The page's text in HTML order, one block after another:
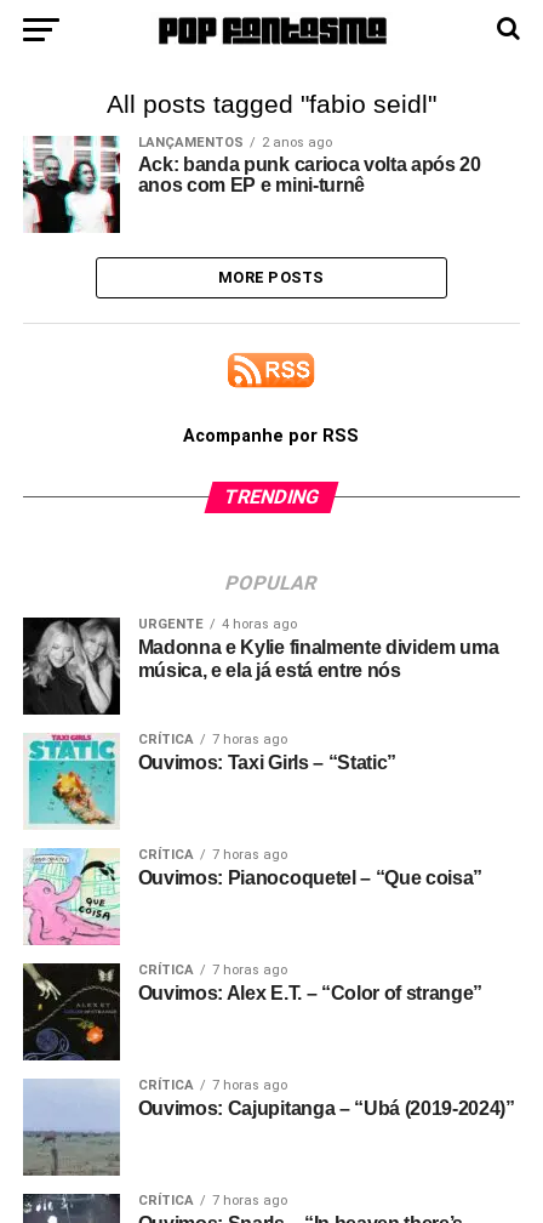
All posts tagged "fabio seidl"
LANÇAMENTOS 2 anos ago
Ack: banda punk carioca volta após 20
anos com EP e mini-turnê
MORE POSTS
Acompanhe por RSS
TRENDING
POPULAR
URGENTE 4 horas ago
Madonna e Kylie finalmente dividem uma
música, e ela já está entre nós
CRÍTICA 7 horas ago
Ouvimos: Taxi Girls – “Static”
CRÍTICA 7 horas ago
Ouvimos: Pianocoquetel – “Que coisa”
CRÍTICA 7 horas ago
Ouvimos: Alex E.T. – “Color of strange”
CRÍTICA 7 horas ago
Ouvimos: Cajupitanga – “Ubá (2019-2024)”
CRÍTICA 7 horas ago